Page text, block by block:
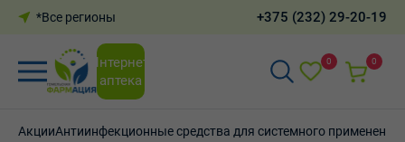
*Все регионы +375 (232) 29-20-19
Интернет-
аптека
0 0
АкцииАнтиинфекционные средства для системного применения